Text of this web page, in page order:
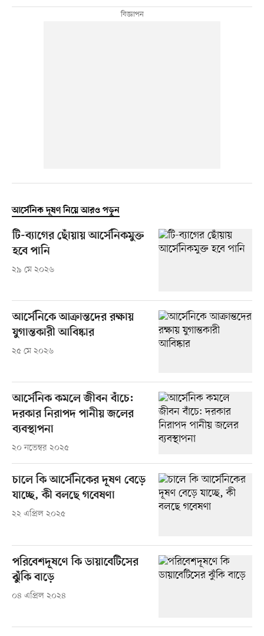
আর্সেনিক দূষণ নিয়ে আরও পড়ুন
টি-ব্যাগের ছোঁয়ায় আর্সেনিকমুক্ত
হবে পানি
২৯ মে ২০২৬
আর্সেনিকে আক্রান্তদের রক্ষায়
যুগান্তকারী আবিষ্কার
২৫ মে ২০২৬
আর্সেনিক কমলে জীবন বাঁচে:
দরকার নিরাপদ পানীয় জলের
ব্যবস্থাপনা
২০ নভেম্বর ২০২৫
চালে কি আর্সেনিকের দূষণ বেড়ে
যাচ্ছে, কী বলছে গবেষণা
২২ এপ্রিল ২০২৫
পরিবেশদূষণে কি ডায়াবেটিসের
ঝুঁকি বাড়ে
০৪ এপ্রিল ২০২৪